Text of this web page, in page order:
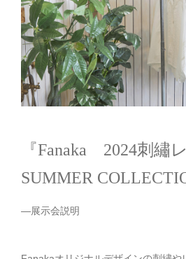
『Fanaka 2024刺繡
SUMMER
—展示会説明